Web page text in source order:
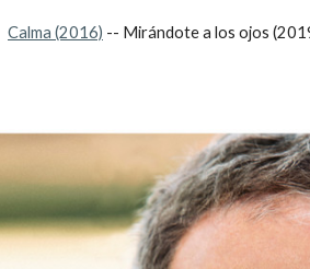
Calma (2016) -- Mirándote a los ojos